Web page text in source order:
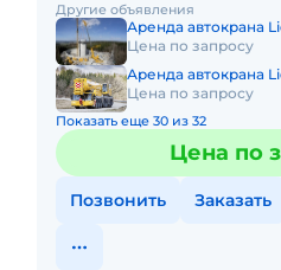
бездорожью. Идеален в усл
Другие объявления
Аренда автокрана
Цена по запросу
Аренда автокрана
Цена по запросу
Показать еще 30 из 32
Цена по
Позвонить Заказать